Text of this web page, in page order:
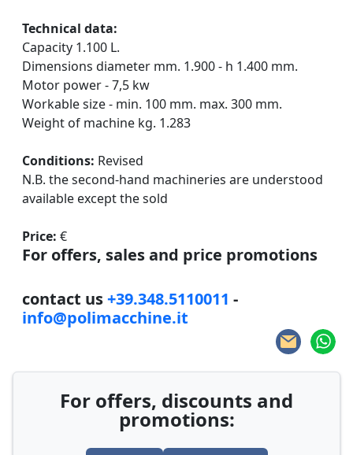
Technical data:
Capacity 1.100 L.
Dimensions diameter mm. 1.900 - h 1.400 mm.
Motor power - 7,5 kw
Workable size - min. 100 mm. max. 300 mm.
Weight of machine kg. 1.283
Conditions: Revised
N.B. the second-hand machineries are understood
available except the sold
Price: €
For offers, sales and price promotions
contact us+39.348.5110011 -
info@polimacchine.it
For offers, discounts and
promotions: